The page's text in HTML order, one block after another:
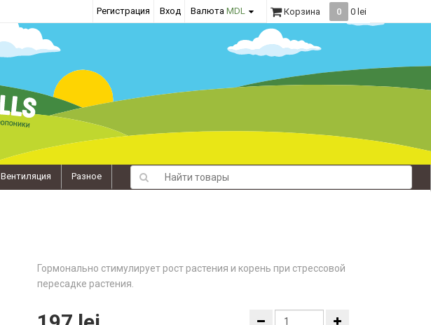
Регистрация Вход Валюта MDL Корзина 0 0 lei
Вентиляция Разное
Гормонально стимулирует рост растения и корень при стрессовой
пересадке растения.